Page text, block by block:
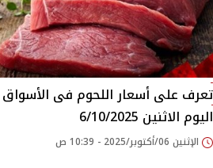
اليوم الاثنين 6/10/2025
الإثنين 06/أكتوبر/2025 - 10:39 ص